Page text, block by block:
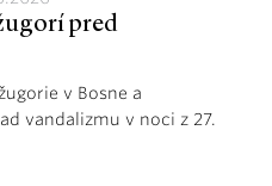
pred
v Bosne a
vandalizmu v noci z 27.